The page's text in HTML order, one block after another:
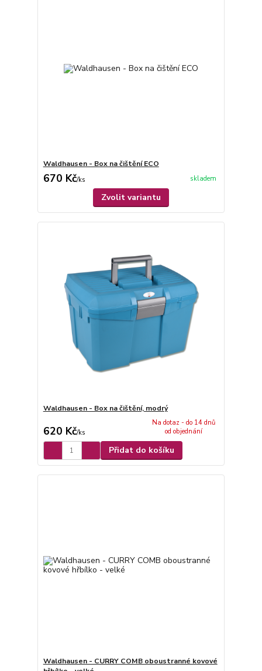
Waldhausen - Box na čištění ECO
670 Kč/ks skladem
Zvolit variantu
Waldhausen - Box na čištění, modrý
620 Kč/ks
Na dotaz - do 14 dnů
od objednání
Přidat do košíku
Waldhausen - CURRY COMB oboustranné kovové